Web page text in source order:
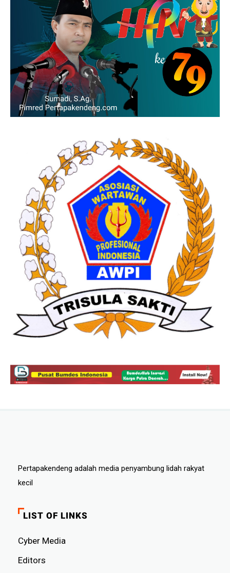
Pertapakendeng adalah media penyambung lidah rakyat
kecil
LIST OF LINKS
Cyber ​​Media
Editors